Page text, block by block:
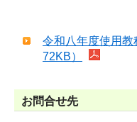
令和八年度使用
72KB）
お問合せ先